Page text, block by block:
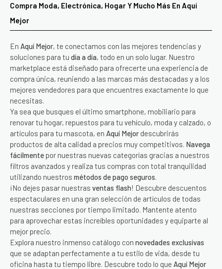
Compra Moda, Electrónica, Hogar Y Mucho Más En Aquí
Mejor
En Aquí Mejor, te conectamos con las mejores tendencias y
soluciones para tu día a día, todo en un solo lugar. Nuestro
marketplace está diseñado para ofrecerte una experiencia de
compra única, reuniendo a las marcas más destacadas y a los
mejores vendedores para que encuentres exactamente lo que
necesitas.
Ya sea que busques el último smartphone, mobiliario para
renovar tu hogar, repuestos para tu vehículo, moda y calzado, o
artículos para tu mascota, en Aquí Mejor descubrirás
productos de alta calidad a precios muy competitivos. Navega
fácilmente por nuestras nuevas categorías gracias a nuestros
filtros avanzados y realiza tus compras con total tranquilidad
utilizando nuestros métodos de pago seguros.
¡No dejes pasar nuestras ventas flash! Descubre descuentos
espectaculares en una gran selección de artículos de todas
nuestras secciones por tiempo limitado. Mantente atento
para aprovechar estas increíbles oportunidades y equiparte al
mejor precio.
Explora nuestro inmenso catálogo con novedades exclusivas
que se adaptan perfectamente a tu estilo de vida, desde tu
oficina hasta tu tiempo libre. Descubre todo lo que Aquí Mejor